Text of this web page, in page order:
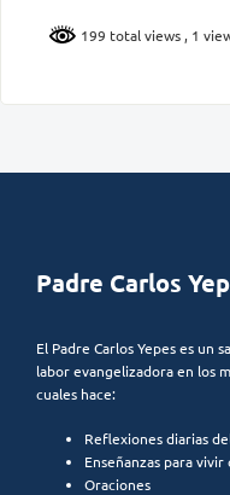
199 total views , 1
Padre Carlos
El Padre Carlos Yepes es un
labor evangelizadora en los
cuales hace:
Reflexiones diarias
Enseñanzas para
Oraciones